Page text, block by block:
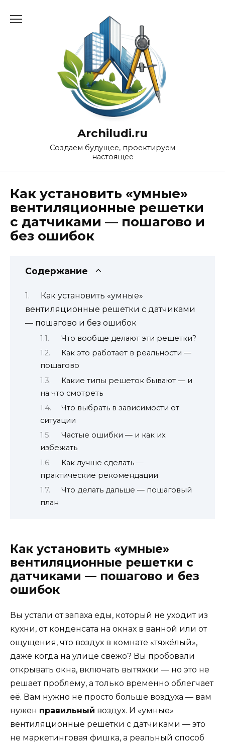
Archiludi.ru
Создаем будущее, проектируем
настоящее
Как установить «умные»
вентиляционные решетки
с датчиками — пошагово и
без ошибок
Содержание
Как установить «умные»
вентиляционные решетки с датчиками
— пошагово и без ошибок
Что вообще делают эти решетки?
Как это работает в реальности —
пошагово
Какие типы решеток бывают — и
на что смотреть
Что выбрать в зависимости от
ситуации
Частые ошибки — и как их
избежать
Как лучше сделать —
практические рекомендации
Что делать дальше — пошаговый
план
Как установить «умные»
вентиляционные решетки с
датчиками — пошагово и без
ошибок
Вы устали от запаха еды, который не уходит из
кухни, от конденсата на окнах в ванной или от
ощущения, что воздух в комнате «тяжёлый»,
даже когда на улице свежо? Вы пробовали
открывать окна, включать вытяжки — но это не
решает проблему, а только временно облегчает
её. Вам нужно не просто больше воздуха — вам
нужен правильный воздух. И «умные»
вентиляционные решетки с датчиками — это
не маркетинговая фишка, а реальный способ